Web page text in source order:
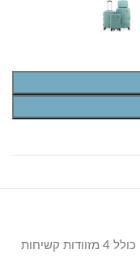
סט מזוודות Swiss London בצבע שמפנייה כולל 4 מזוודות קשיחות